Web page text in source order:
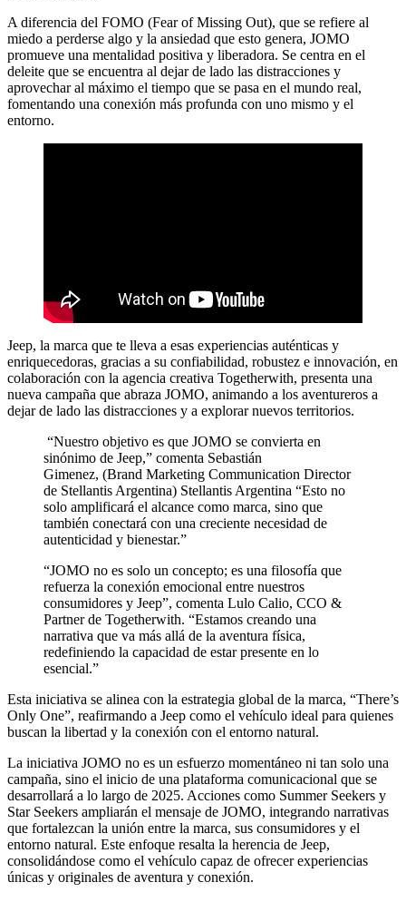
A diferencia del FOMO (Fear of Missing Out), que se refiere al
miedo a perderse algo y la ansiedad que esto genera, JOMO
promueve una mentalidad positiva y liberadora. Se centra en el
deleite que se encuentra al dejar de lado las distracciones y
aprovechar al máximo el tiempo que se pasa en el mundo real,
fomentando una conexión más profunda con uno mismo y el
entorno.
Jeep, la marca que te lleva a esas experiencias auténticas y
enriquecedoras, gracias a su confiabilidad, robustez e innovación, en
colaboración con la agencia creativa Togetherwith, presenta una
nueva campaña que abraza JOMO, animando a los aventureros a
dejar de lado las distracciones y a explorar nuevos territorios.
“Nuestro objetivo es que JOMO se convierta en
sinónimo de Jeep,” comenta Sebastián
Gimenez, (Brand Marketing Communication Director
de Stellantis Argentina) Stellantis Argentina “Esto no
solo amplificará el alcance como marca, sino que
también conectará con una creciente necesidad de
autenticidad y bienestar.”
“JOMO no es solo un concepto; es una filosofía que
refuerza la conexión emocional entre nuestros
consumidores y Jeep”, comenta Lulo Calio, CCO &
Partner de Togetherwith. “Estamos creando una
narrativa que va más allá de la aventura física,
redefiniendo la capacidad de estar presente en lo
esencial.”
Esta iniciativa se alinea con la estrategia global de la marca, “There’s
Only One”, reafirmando a Jeep como el vehículo ideal para quienes
buscan la libertad y la conexión con el entorno natural.
La iniciativa JOMO no es un esfuerzo momentáneo ni tan solo una
campaña, sino el inicio de una plataforma comunicacional que se
desarrollará a lo largo de 2025. Acciones como Summer Seekers y
Star Seekers ampliarán el mensaje de JOMO, integrando narrativas
que fortalezcan la unión entre la marca, sus consumidores y el
entorno natural. Este enfoque resalta la herencia de Jeep,
consolidándose como el vehículo capaz de ofrecer experiencias
únicas y originales de aventura y conexión.